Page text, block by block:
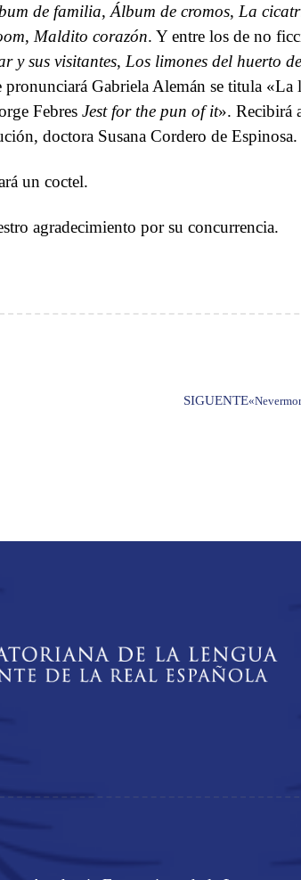
de familia, Álbum de cromos, La
, Maldito corazón. Y entre los de no
y sus visitantes, Los limones del huerto
Gabriela Alemán se titula «La
Febres Jest for the pun of it». Recibirá
doctora Susana Cordero de Espinosa.
un coctel.
agradecimiento por su concurrencia.
SIGUENTE